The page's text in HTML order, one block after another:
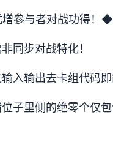
参与者对战功得！◆
同步对战特化！
入输出去卡组代码即
子里侧的绝零个仅